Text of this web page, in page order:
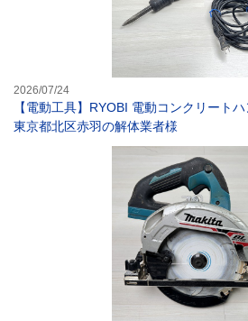
2026/07/24
【電動工具】RYOBI 電動コンクリート
東京都北区赤羽の解体業者様